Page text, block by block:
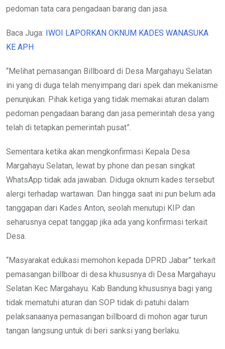
pedoman tata cara pengadaan barang dan jasa.
Baca Juga: IWOI LAPORKAN OKNUM KADES WANASUKA
KE APH
“Melihat pemasangan Billboard di Desa Margahayu Selatan
ini yang di duga telah menyimpang dari spek dan mekanisme
penunjukan. Pihak ketiga yang tidak memakai aturan dalam
pedoman pengadaan barang dan jasa pemerintah desa yang
telah di tetapkan pemerintah pusat”.
Sementara ketika akan mengkonfirmasi Kepala Desa
Margahayu Selatan, lewat by phone dan pesan singkat
WhatsApp tidak ada jawaban. Diduga oknum kades tersebut
alergi terhadap wartawan. Dan hingga saat ini pun belum ada
tanggapan dari Kades Anton, seolah menutupi KIP dan
seharusnya cepat tanggap jika ada yang konfirmasi terkait
Desa.
“Masyarakat edukasi memohon kepada DPRD Jabar” terkait
pemasangan billboar di desa khususnya di Desa Margahayu
Selatan Kec Margahayu. Kab Bandung khususnya bagi yang
tidak mematuhi aturan dan SOP tidak di patuhi dalam
pelaksanaanya pemasangan billboard di mohon agar turun
tangan langsung untuk di beri sanksi yang berlaku.